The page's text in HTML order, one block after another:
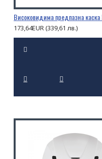
173,64EUR (339,61 лв.)